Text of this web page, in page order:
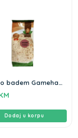
badem Gameha
Dodaj u korpu